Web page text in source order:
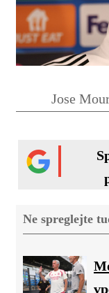
Jose
Ne spreglejte